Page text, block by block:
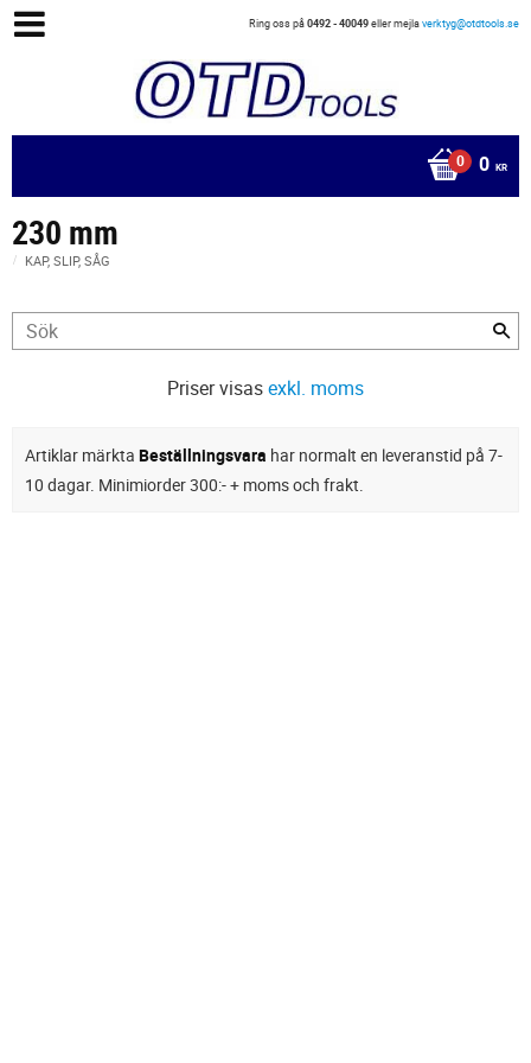
Ring oss på0492 - 40049eller mejlaverktyg@otdtools.se
0 KR
230 mm
KAP, SLIP, SÅG
Priser visasexkl. moms
Artiklar märkta Beställningsvara har normalt en leveranstid på 7-
10 dagar. Minimiorder 300:- + moms och frakt.